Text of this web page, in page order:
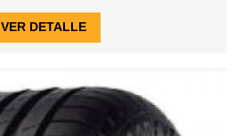
VER DETALLE